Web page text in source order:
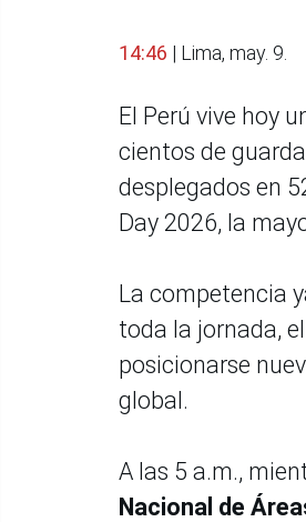
14:46 | Lima, may. 9.
El Perú vive hoy
cientos de
desplegados en
Day 2026, la
La competencia
toda la jornada,
posicionarse
global.
A las 5 a.m.,
Nacional de